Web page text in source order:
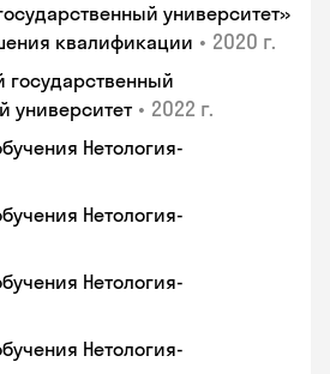
университет»
квалификации • 2020 г.
государственный
университет • 2022 г.
Нетология-
Нетология-
Нетология-
Нетология-